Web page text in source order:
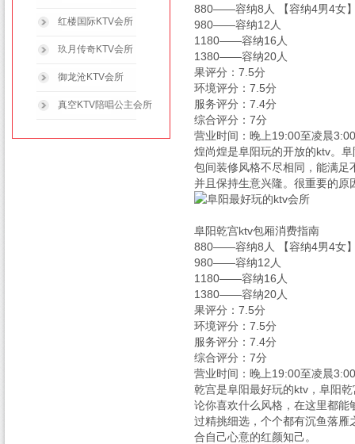
红楼国际KTV会所
玖月传奇KTV会所
御龙沧KTV会所
真空KTV陪唱公主会所
880——容纳8人 【容纳4男4女
980——容纳12人
1180——容纳16人
1380——容纳20人
果评分：7.5分
环境评分：7.5分
服务评分：7.4分
综合评分：7分
营业时间：晚上19:00至凌晨3:00
煌尚煌是阜阳玩的开放的ktv。
包间装修风格不尽相同，能满
并且保持生意兴隆。很重要的
阜阳乾宫ktv包厢消费指南
880——容纳8人 【容纳4男4女
980——容纳12人
1180——容纳16人
1380——容纳20人
果评分：7.5分
环境评分：7.5分
服务评分：7.4分
综合评分：7分
营业时间：晚上19:00至凌晨3:00
乾宫是阜阳最好玩的ktv，阜阳
论你喜欢什么风格，在这里都
过精挑细选，个个都有沉鱼落
合自己心意的红颜知己。